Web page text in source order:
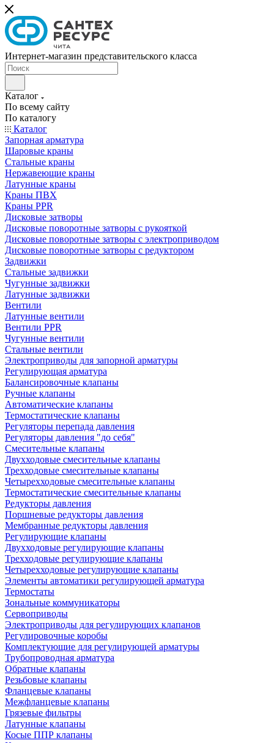
Интернет-магазин представительского класса
Каталог
По всему сайту
По каталогу
Каталог
Запорная арматура
Шаровые краны
Стальные краны
Нержавеющие краны
Латунные краны
Краны ПВХ
Краны PPR
Дисковые затворы
Дисковые поворотные затворы с рукояткой
Дисковые поворотные затворы с электроприводом
Дисковые поворотные затворы с редуктором
Задвижки
Стальные задвижки
Чугунные задвижки
Латунные задвижки
Вентили
Латунные вентили
Вентили PPR
Чугунные вентили
Стальные вентили
Электроприводы для запорной арматуры
Регулирующая арматура
Балансировочные клапаны
Ручные клапаны
Автоматические клапаны
Термостатические клапаны
Регуляторы перепада давления
Регуляторы давления "до себя"
Смесительные клапаны
Двухходовые смесительные клапаны
Трехходовые смесительные клапаны
Четырехходовые смесительные клапаны
Термостатические смесительные клапаны
Редукторы давления
Поршневые редукторы давления
Мембранные редукторы давления
Регулирующие клапаны
Двухходовые регулирующие клапаны
Трехходовые регулирующие клапаны
Четырехходовые регулирующие клапаны
Элементы автоматики регулирующей арматура
Термостаты
Зональные коммуникаторы
Сервоприводы
Электроприводы для регулирующих клапанов
Регулировочные коробы
Комплектующие для регулирующей арматуры
Трубопроводная арматура
Обратные клапаны
Резьбовые клапаны
Фланцевые клапаны
Межфланцевые клапаны
Грязевые фильтры
Латунные клапаны
Косые ППР клапаны